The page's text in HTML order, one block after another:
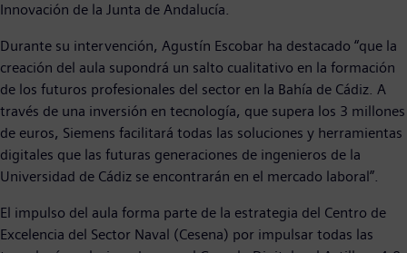
Innovación de la Junta de Andalucía.
Durante su intervención, Agustín Escobar ha destacado “que la
creación del aula supondrá un salto cualitativo en la formación
de los futuros profesionales del sector en la Bahía de Cádiz. A
través de una inversión en tecnología, que supera los 3 millones
de euros, Siemens facilitará todas las soluciones y herramientas
digitales que las futuras generaciones de ingenieros de la
Universidad de Cádiz se encontrarán en el mercado laboral”.
El impulso del aula forma parte de la estrategia del Centro de
Excelencia del Sector Naval (Cesena) por impulsar todas las